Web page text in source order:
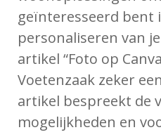
geïnteresseerd bent
personaliseren van
artikel “Foto op
Voetenzaak zeker
artikel bespreekt de
mogelijkheden en